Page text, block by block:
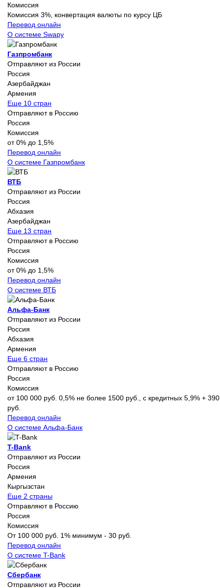
Комиссия
Комиссия 3%, конвертация валюты по курсу ЦБ
Перевод онлайн
О системе Swapy
Газпромбанк
Отправляют из России
Россия
Азербайджан
Армения
Еще 10 стран
Отправляют в Россию
Россия
Комиссия
от 0% до 1,5%
Перевод онлайн
О системе Газпромбанк
ВТБ
Отправляют из России
Россия
Абхазия
Азербайджан
Еще 13 стран
Отправляют в Россию
Россия
Комиссия
от 0% до 1,5%
Перевод онлайн
О системе ВТБ
Альфа-Банк
Отправляют из России
Россия
Абхазия
Армения
Еще 6 стран
Отправляют в Россию
Россия
Комиссия
от 100 000 руб. 0,5% не более 1500 руб., с кредитных 5,9% + 390
руб.
Перевод онлайн
О системе Альфа-Банк
T-Bank
Отправляют из России
Россия
Армения
Кыргызстан
Еще 2 страны
Отправляют в Россию
Россия
Комиссия
От 100 000 руб. 1% минимум - 30 руб.
Перевод онлайн
О системе T-Bank
Сбербанк
Отправляют из России